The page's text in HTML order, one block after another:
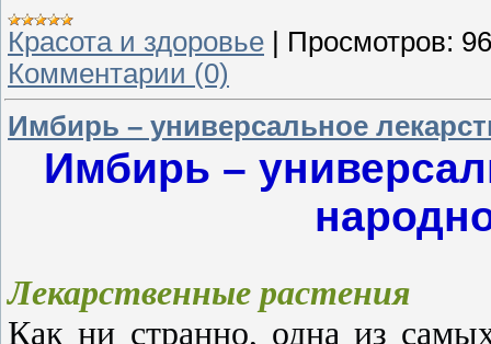
Красота и здоровье Просмотров:
Комментарии (0)
Имбирь – универсальное
Имбирь –
Лекарственные растения
Как ни странно, одна из